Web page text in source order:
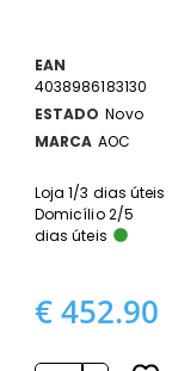
EAN
4038986183130
ESTADO Novo
MARCA AOC
Loja 1/3 dias úteis
Domicílio 2/5
dias úteis
€ 452.90